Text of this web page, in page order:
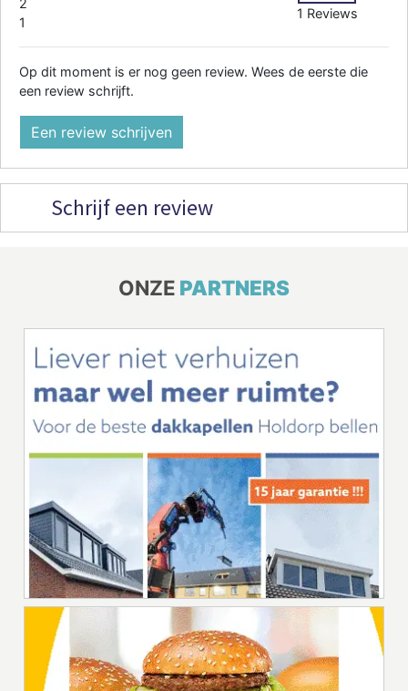
1
1 Reviews
Op dit moment is er nog geen review. Wees de eerste die
een review schrijft.
Een review schrijven
Schrijf een review
ONZE PARTNERS